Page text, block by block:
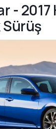
- 2017
Sürüş